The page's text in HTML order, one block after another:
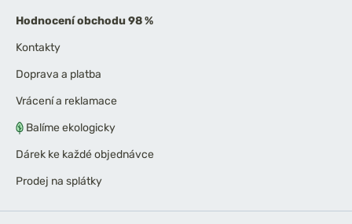
Hodnocení obchodu 98 %
Kontakty
Doprava a platba
Vrácení a reklamace
Balíme ekologicky
Dárek ke každé objednávce
Prodej na splátky